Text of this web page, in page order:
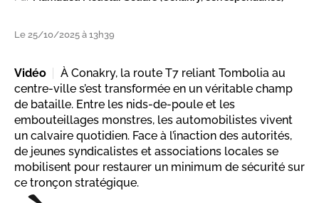
Le 25/10/2025 à 13h39
Vidéo
À Conakry, la route T7 reliant Tombolia au
centre-ville s’est transformée en un véritable champ
de bataille. Entre les nids-de-poule et les
embouteillages monstres, les automobilistes vivent
un calvaire quotidien. Face à l’inaction des autorités,
de jeunes syndicalistes et associations locales se
mobilisent pour restaurer un minimum de sécurité sur
ce tronçon stratégique.